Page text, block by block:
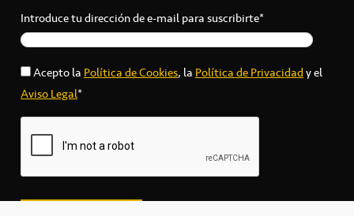
Introduce tu dirección de e-mail para suscribirte*
Acepto laPolítica de Cookies, laPolítica de Privacidady el
Aviso Legal*